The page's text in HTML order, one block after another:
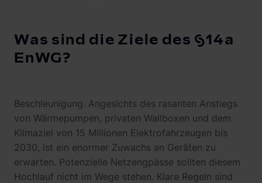
Was sind die Ziele des §14a
EnWG?
Beschleunigung. Angesichts des rasanten Anstiegs
von Wärmepumpen, privaten Wallboxen und dem
Klimaziel von 15 Millionen Elektrofahrzeugen bis
2030, ist ein enormer Zuwachs an Geräten zu
erwarten. Potenzielle Netzengpässe sollten diesem
Hochlauf nicht im Wege stehen. Klare Regeln sind